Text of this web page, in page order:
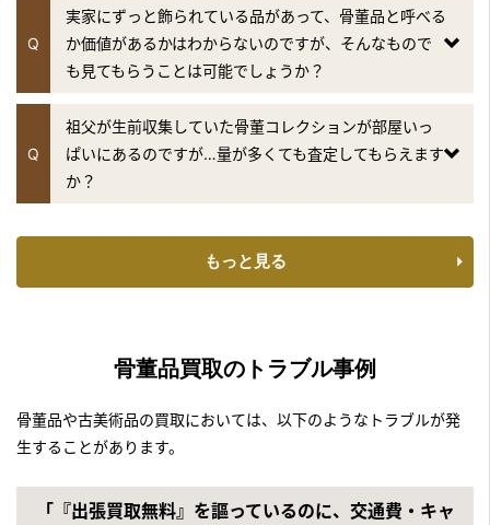
テレビ朝日「羽鳥慎一 モーニングショー」
『継ぐ女神』のコーナー
2019年3月20日放送
テレビ朝日「羽鳥慎一 モーニングショー」
『継ぐ女神』のコーナー
2019年3月13日放送
フジテレビ「林修のニッポンドリル」
フジテレビ「世界の何だコレ！？ ミステリー」
『継ぐ女神』のコーナー
2019年2月7日放送
テレビ東京「あなたの家にもお宝が！突撃！しあわせ買取隊」
2019年2月6日放送
テレビ朝日「羽鳥慎一 モーニングショー」
Q
実家にずっと飾られている品があって、骨董品と呼べる
か価値があるかはわからないのですが、そんなもので
も見てもらうことは可能でしょうか？
Q
祖父が生前収集していた骨董コレクションが部屋いっ
ぱいにあるのですが…量が多くても査定してもらえます
か？
もっと見る
骨董品買取のトラブル事例
骨董品や古美術品の買取においては、以下のようなトラブルが発
生することがあります。
「『出張買取無料』を謳っているのに、交通費・キャ